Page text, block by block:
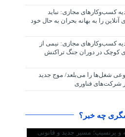
کسب‌وکارهای مجازی: نباید
را به بهانه بحران به حال خود
کسب‌وکارهای مجازی: نیمی از
کوچک در دوران جنگ‌ تراکنش
شغل‌ها را می‌بلعد/ موج جدید
شرکت‌های فناوری
چه خبر؟